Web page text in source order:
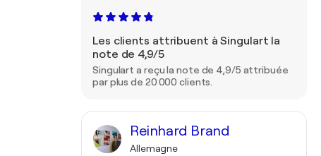
Les clients attribuent à Singulart la
note de 4,9/5
Singulart a reçu la note de 4,9/5 attribuée
par plus de 20 000 clients.
Reinhard Brand
Allemagne